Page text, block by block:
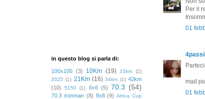
Per il
01
mail
01
in questo blog si parla di:
100x100 (3) 10Km (19) 15km
(2)
2025 (1) 21Km (16) 34km (1) 42km
(10)
5150 (1) 6x6 (5) 70.3 (54)
70.3 ironman (8) 8x8 (9) Africa Cup